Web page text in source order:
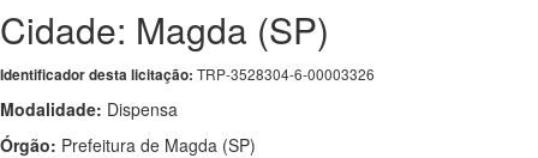
Cidade: Magda (SP)
Identificador desta licitação: TRP-3528304-6-00003326
Modalidade: Dispensa
Órgão: Prefeitura de Magda (SP)